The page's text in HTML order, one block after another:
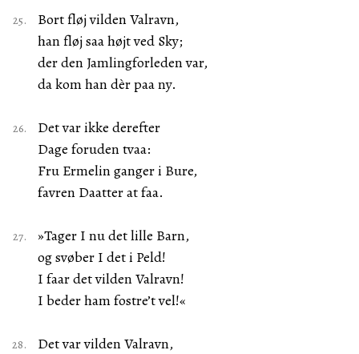
Bort fløj vilden Valravn,
han fløj saa højt ved Sky;
der den Jamlingforleden var,
da kom han dèr paa ny.
Det var ikke derefter
Dage foruden tvaa:
Fru Ermelin ganger i Bure,
favren Daatter at faa.
»Tager I nu det lille Barn,
og svøber I det i Peld!
I faar det vilden Valravn!
I beder ham fostre’t vel!«
Det var vilden Valravn,